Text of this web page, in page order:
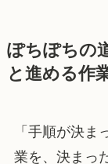
ぽちぽちの
と進める作
「手順が決
業を、決まっ